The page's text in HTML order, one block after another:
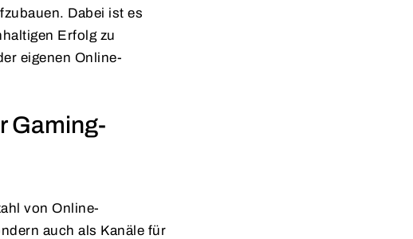
Dabei ist es
Erfolg zu
eigenen Online-
Gaming-
von Online-
auch als Kanäle für